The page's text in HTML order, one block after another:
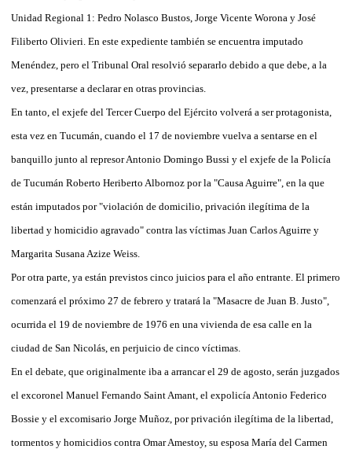
Unidad Regional 1: Pedro Nolasco Bustos, Jorge Vicente Worona y José
Filiberto Olivieri. En este expediente también se encuentra imputado
Menéndez, pero el Tribunal Oral resolvió separarlo debido a que debe, a la
vez, presentarse a declarar en otras provincias.
En tanto, el exjefe del Tercer Cuerpo del Ejército volverá a ser protagonista,
esta vez en Tucumán, cuando el 17 de noviembre vuelva a sentarse en el
banquillo junto al represor Antonio Domingo Bussi y el exjefe de la Policía
de Tucumán Roberto Heriberto Albornoz por la "Causa Aguirre", en la que
están imputados por "violación de domicilio, privación ilegítima de la
libertad y homicidio agravado" contra las víctimas Juan Carlos Aguirre y
Margarita Susana Azize Weiss.
Por otra parte, ya están previstos cinco juicios para el año entrante. El primero
comenzará el próximo 27 de febrero y tratará la "Masacre de Juan B. Justo",
ocurrida el 19 de noviembre de 1976 en una vivienda de esa calle en la
ciudad de San Nicolás, en perjuicio de cinco víctimas.
En el debate, que originalmente iba a arrancar el 29 de agosto, serán juzgados
el excoronel Manuel Fernando Saint Amant, el expolicía Antonio Federico
Bossie y el excomisario Jorge Muñoz, por privación ilegítima de la libertad,
tormentos y homicidios contra Omar Amestoy, su esposa María del Carmen